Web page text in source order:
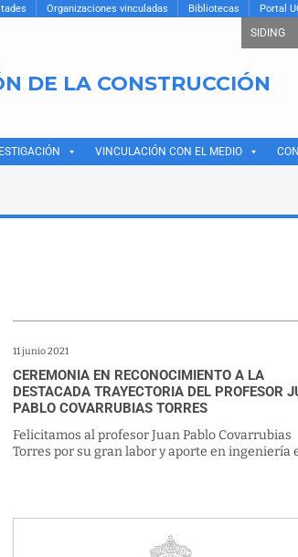
Organizaciones vinculadas Bibliotecas Portal
SIDING
DE LA CONSTRUCCIÓN
VINCULACIÓN CON EL MEDIO
11 junio 2021
CEREMONIA EN RECONOCIMIENTO A LA
DESTACADA TRAYECTORIA DEL PROFESOR
PABLO COVARRUBIAS TORRES
Felicitamos al profesor Juan Pablo Covarrubias
Torres por su gran labor y aporte en ingeniería